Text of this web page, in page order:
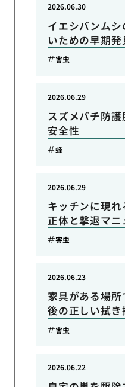
イエシバンム
いための早期発
2026.06.30
害虫
スズメバチ防
安全性
2026.06.29
蜂
キッチンに現
正体と撃退マニ
2026.06.29
害虫
家具がある場
後の正しい拭き
2026.06.23
害虫
2026.06.22